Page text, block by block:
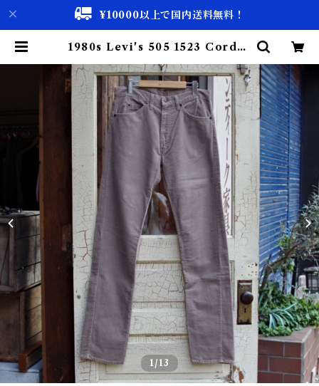
¥10000以上で国内送料無料！
1980s Levi's 505 1523 Cordur
コーデュロイ パンツ ストレート |
古着屋 仙台 biscco【古着 & Vint
age 通販】
1/13